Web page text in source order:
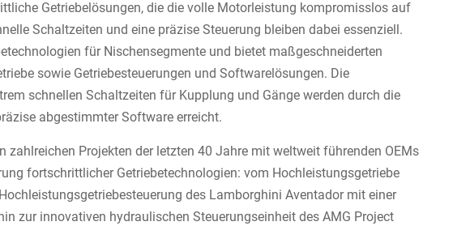
Getriebelösungen, die die volle Motorleistung kompromisslos auf
Schaltzeiten und eine präzise Steuerung bleiben dabei essenziell.
für Nischensegmente und bietet maßgeschneiderten
sowie Getriebesteuerungen und Softwarelösungen. Die
schnellen Schaltzeiten für Kupplung und Gänge werden durch die
abgestimmter Software erreicht.
zahlreichen Projekten der letzten 40 Jahre mit weltweit führenden OEMs
fortschrittlicher Getriebetechnologien: vom Hochleistungsgetriebe
des Lamborghini Aventador mit einer
zur innovativen hydraulischen Steuerungseinheit des AMG Project